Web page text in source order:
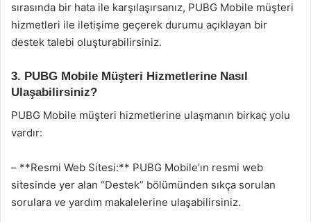
sırasında bir hata ile karşılaşırsanız, PUBG Mobile müşteri
hizmetleri ile iletişime geçerek durumu açıklayan bir
destek talebi oluşturabilirsiniz.
3. PUBG Mobile Müşteri Hizmetlerine Nasıl
Ulaşabilirsiniz?
PUBG Mobile müşteri hizmetlerine ulaşmanın birkaç yolu
vardır:
– **Resmi Web Sitesi:** PUBG Mobile’ın resmi web
sitesinde yer alan “Destek” bölümünden sıkça sorulan
sorulara ve yardım makalelerine ulaşabilirsiniz.